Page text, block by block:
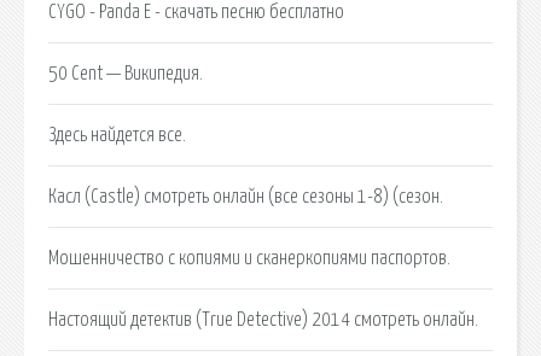
CYGO - Panda E - скачать песню бесплатно
50 Cent — Википедия.
Здесь найдется все.
Касл (Castle) смотреть онлайн (все сезоны 1-8) (сезон.
Мошенничество с копиями и сканеркопиями паспортов.
Настоящий детектив (True Detective) 2014 смотреть онлайн.